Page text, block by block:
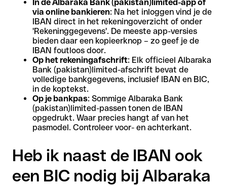
In de Albaraka Bank (pakistan)limited-app of
via online bankieren: Na het inloggen vind je de
IBAN direct in het rekeningoverzicht of onder
'Rekeninggegevens'. De meeste app-versies
bieden daar een kopieerknop – zo geef je de
IBAN foutloos door.
Op het rekeningafschrift: Elk officieel Albaraka
Bank (pakistan)limited-afschrift bevat de
volledige bankgegevens, inclusief IBAN en BIC,
in de koptekst.
Op je bankpas: Sommige Albaraka Bank
(pakistan)limited-passen tonen de IBAN
opgedrukt. Waar precies hangt af van het
pasmodel. Controleer voor- en achterkant.
Heb ik naast de IBAN ook
een BIC nodig bij Albaraka